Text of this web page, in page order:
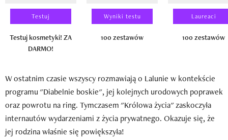
Testuj
Testuj kosmetyki! ZA
DARMO!
Wyniki testu
100 zestawów
Laureaci
100 zestawów
W ostatnim czasie wszyscy rozmawiają o Lalunie w kontekście
programu "Diabelnie boskie", jej kolejnych urodowych poprawek
oraz powrotu na ring. Tymczasem "Królowa życia" zaskoczyła
internautów wydarzeniami z życia prywatnego. Okazuje się, że
jej rodzina właśnie się powiększyła!